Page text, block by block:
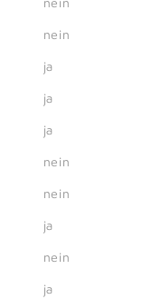
nein
ja
ja
ja
nein
nein
ja
nein
ja